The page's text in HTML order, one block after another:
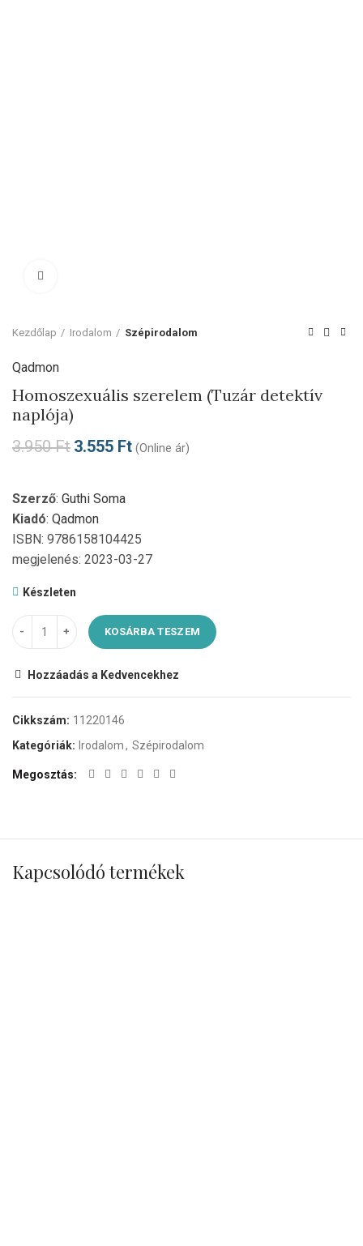
Kezdőlap Irodalom Szépirodalom
Qadmon
Homoszexuális szerelem (Tuzár detektív
naplója)
3.950Ft 3.555 Ft (Online ár)
Szerző: Guthi Soma
Kiadó: Qadmon
ISBN: 9786158104425
megjelenés: 2023-03-27
Készleten
KOSÁRBA TESZEM
Hozzáadás a Kedvencekhez
Cikkszám: 11220146
Kategóriák: Irodalom, Szépirodalom
Megosztás
Kapcsolódó termékek